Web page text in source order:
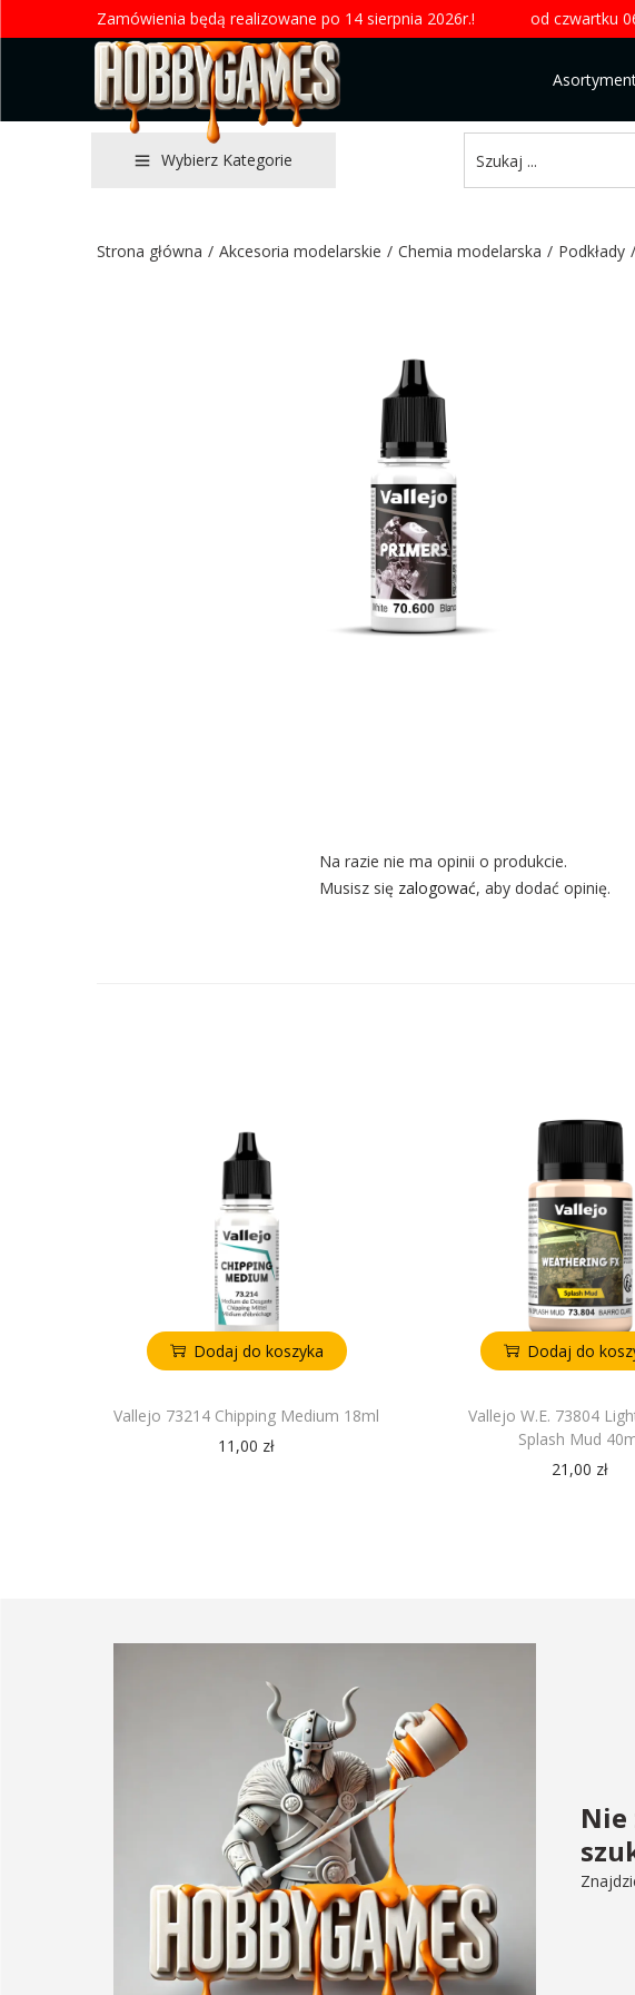
Zamówienia będą realizowane po 14 sierpnia 2026r.! od czwartku
Wybierz Kategorie
Strona główna / Akcesoria modelarskie / Chemia modelarska / Podkłady /
Na razie nie ma opinii o produkcie.
Musisz się zalogować, aby dodać opinię.
Dodaj do koszyka
Vallejo 73214 Chipping Medium 18ml
11,00 zł
Dodaj do
Vallejo W.E. 73804
Splash Mud
21,00 zł
Nie